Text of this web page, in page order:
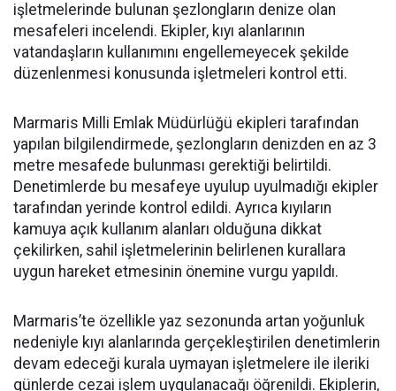
işletmelerinde bulunan şezlongların denize olan
mesafeleri incelendi. Ekipler, kıyı alanlarının
vatandaşların kullanımını engellemeyecek şekilde
düzenlenmesi konusunda işletmeleri kontrol etti.
Marmaris Milli Emlak Müdürlüğü ekipleri tarafından
yapılan bilgilendirmede, şezlongların denizden en az 3
metre mesafede bulunması gerektiği belirtildi.
Denetimlerde bu mesafeye uyulup uyulmadığı ekipler
tarafından yerinde kontrol edildi. Ayrıca kıyıların
kamuya açık kullanım alanları olduğuna dikkat
çekilirken, sahil işletmelerinin belirlenen kurallara
uygun hareket etmesinin önemine vurgu yapıldı.
Marmaris’te özellikle yaz sezonunda artan yoğunluk
nedeniyle kıyı alanlarında gerçekleştirilen denetimlerin
devam edeceği kurala uymayan işletmelere ile ileriki
günlerde cezai işlem uygulanacağı öğrenildi. Ekiplerin,